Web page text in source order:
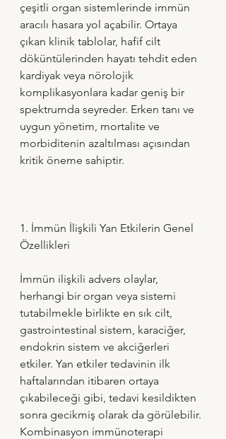
çeşitli organ sistemlerinde immün
aracılı hasara yol açabilir. Ortaya
çıkan klinik tablolar, hafif cilt
döküntülerinden hayatı tehdit eden
kardiyak veya nörolojik
komplikasyonlara kadar geniş bir
spektrumda seyreder. Erken tanı ve
uygun yönetim, mortalite ve
morbiditenin azaltılması açısından
kritik öneme sahiptir.
1. İmmün İlişkili Yan Etkilerin Genel
Özellikleri
İmmün ilişkili advers olaylar,
herhangi bir organ veya sistemi
tutabilmekle birlikte en sık cilt,
gastrointestinal sistem, karaciğer,
endokrin sistem ve akciğerleri
etkiler. Yan etkiler tedavinin ilk
haftalarından itibaren ortaya
çıkabileceği gibi, tedavi kesildikten
sonra gecikmiş olarak da görülebilir.
Kombinasyon immünoterapi